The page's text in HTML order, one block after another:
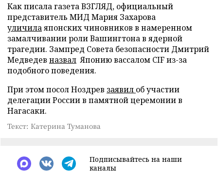
Как писала газета ВЗГЛЯД, официальный
представитель МИД Мария Захарова
уличилаяпонских чиновников в намеренном
замалчивании роли Вашингтона в ядерной
трагедии. Зампред Совета безопасности Дмитрий
Медведев назвал Японию вассалом CIF из-за
подобного поведения.
При этом посол Ноздрев заявил об участии
делегации России в памятной церемонии в
Нагасаки.
Текст: Катерина Туманова
Подписывайтесь на наши
каналы